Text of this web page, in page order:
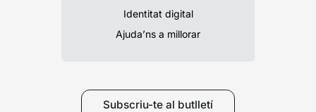
Identitat digital
Ajuda’ns a millorar
Subscriu-te al butlletí